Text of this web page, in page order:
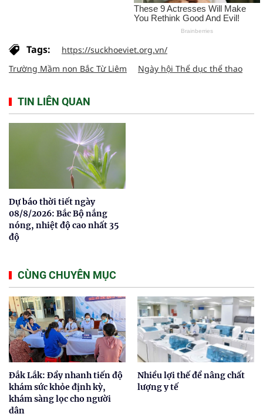
Tags:
https://suckhoeviet.org.vn/
Trường Mầm non Bắc Từ Liêm
Ngày hội Thể dục thể thao
TIN LIÊN QUAN
Dự báo thời tiết ngày
08/8/2026: Bắc Bộ nắng
nóng, nhiệt độ cao nhất 35
độ
CÙNG CHUYÊN MỤC
Đắk Lắk: Đẩy nhanh tiến độ
khám sức khỏe định kỳ,
khám sàng lọc cho người
dân
Nhiều lợi thế để nâng chất
lượng y tế